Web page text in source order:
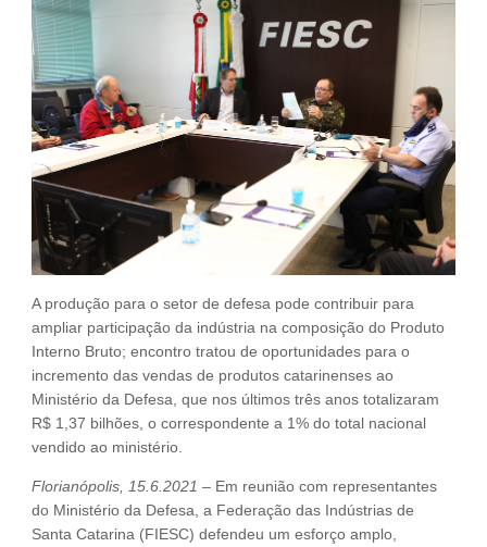
Fale Conosco
NOSSAS ASSOCIADAS
SEJA UM ASSOCIADO
VAGAS
A produção para o setor de defesa pode contribuir para
ampliar participação da indústria na composição do Produto
Interno Bruto; encontro tratou de oportunidades para o
incremento das vendas de produtos catarinenses ao
Ministério da Defesa, que nos últimos três anos totalizaram
R$ 1,37 bilhões, o correspondente a 1% do total nacional
vendido ao ministério.
Florianópolis, 15.6.2021 – Em reunião com representantes
do Ministério da Defesa, a Federação das Indústrias de
Santa Catarina (FIESC) defendeu um esforço amplo,